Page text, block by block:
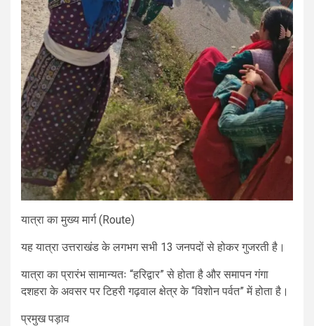
यात्रा का मुख्य मार्ग (Route)
यह यात्रा उत्तराखंड के लगभग सभी 13 जनपदों से होकर गुजरती है।
यात्रा का प्रारंभ सामान्यतः “हरिद्वार” से होता है और समापन गंगा
दशहरा के अवसर पर टिहरी गढ़वाल क्षेत्र के “विशोन पर्वत” में होता है।
प्रमुख पड़ाव